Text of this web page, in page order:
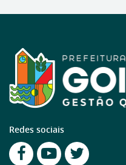
Redes sociais